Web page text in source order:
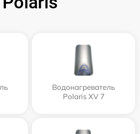
Водонагреватель
Polaris XV 7